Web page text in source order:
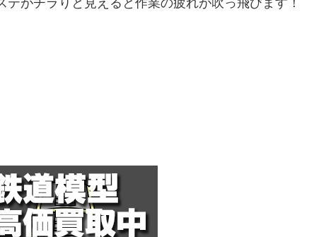
がチラりと見えると作業の疲れが吹っ飛びます！